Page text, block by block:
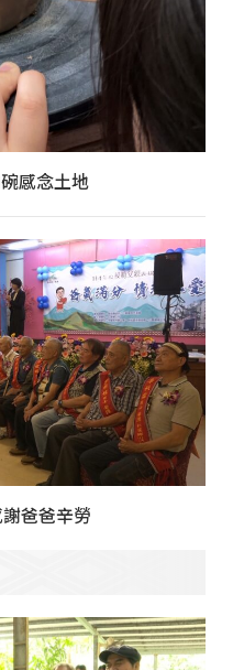
感念土地
爸爸辛勞